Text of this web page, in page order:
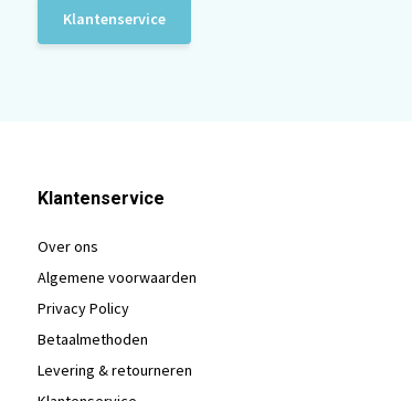
Klantenservice
Klantenservice
Over ons
Algemene voorwaarden
Privacy Policy
Betaalmethoden
Levering & retourneren